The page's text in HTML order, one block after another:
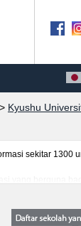
> Kyushu
sekitar 1300
yang berguna